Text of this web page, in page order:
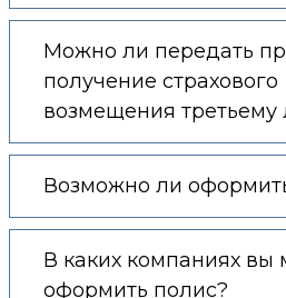
Можно ли передать
получение страхового
возмещения третьему
Возможно ли
В каких компаниях вы
оформить полис?